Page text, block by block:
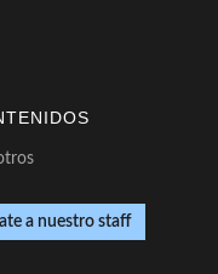
a nuestro staff